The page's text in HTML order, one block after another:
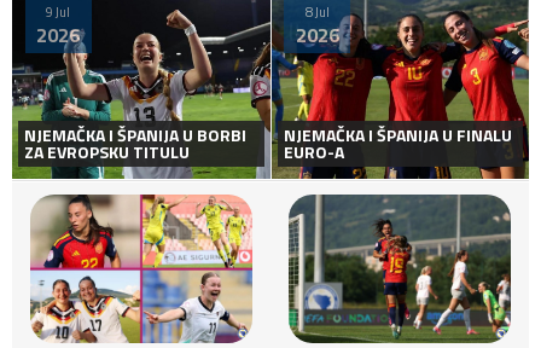
9 Jul
2026
NJEMAČKA I ŠPANIJA U BORBI
ZA EVROPSKU TITULU
8 Jul
2026
NJEMAČKA I ŠPANIJA U FINALU
EURO-A